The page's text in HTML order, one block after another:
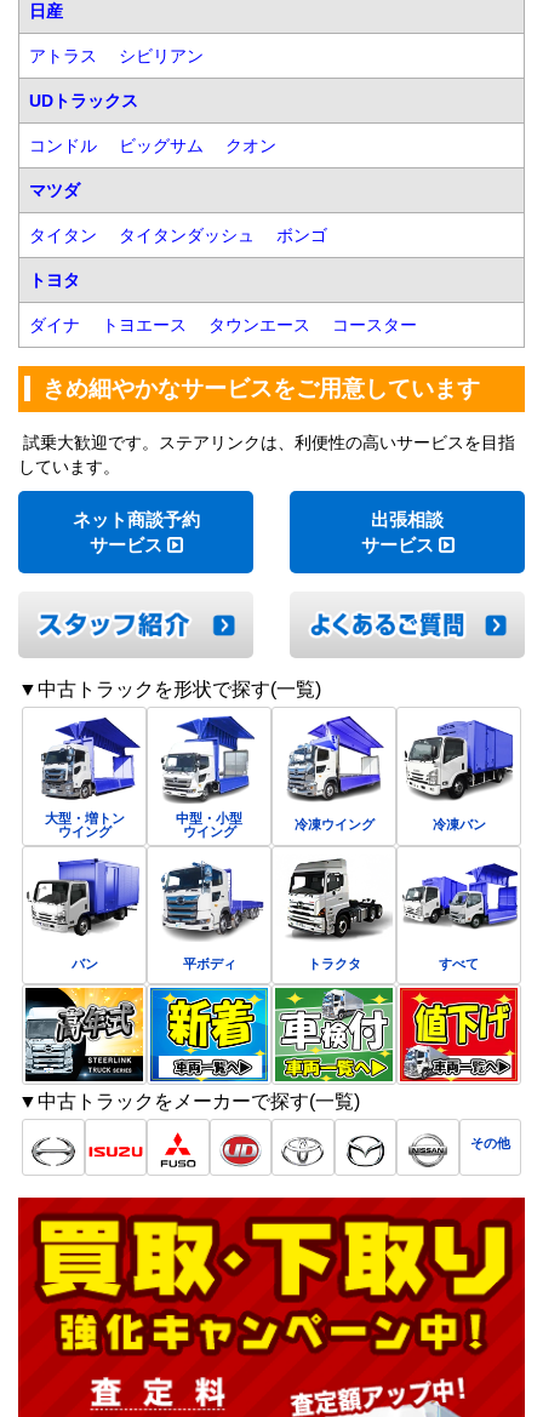
日産
アトラス シビリアン
UDトラックス
コンドル ビッグサム クオン
マツダ
タイタン タイタンダッシュ ボンゴ
トヨタ
ダイナ トヨエース タウンエース コースター
きめ細やかなサービスをご用意しています
試乗大歓迎です。ステアリンクは、利便性の高いサービスを目指
しています。
ネット商談予約
サービス
出張相談
サービス
▼中古トラックを形状で探す(一覧)
大型・増トン
ウイング
中型・小型
ウイング
冷凍ウイング 冷凍バン
バン 平ボディ トラクタ すべて
▼中古トラックをメーカーで探す(一覧)
その他